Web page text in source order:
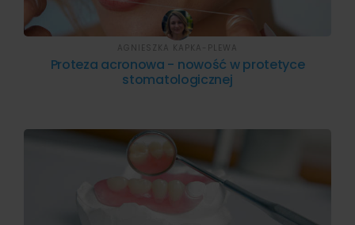
Proteza acronowa - nowość w protetyce
stomatologicznej
AGNIESZKA KAPKA-PLEWA